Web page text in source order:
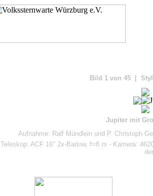
Bild 1 von 45 |
Jupiter mit
Aufnahme: Ralf Mündlein und P. Christoph
Teleskop: ACF 16" 2x-Barlow, f=8 m - Kamera: